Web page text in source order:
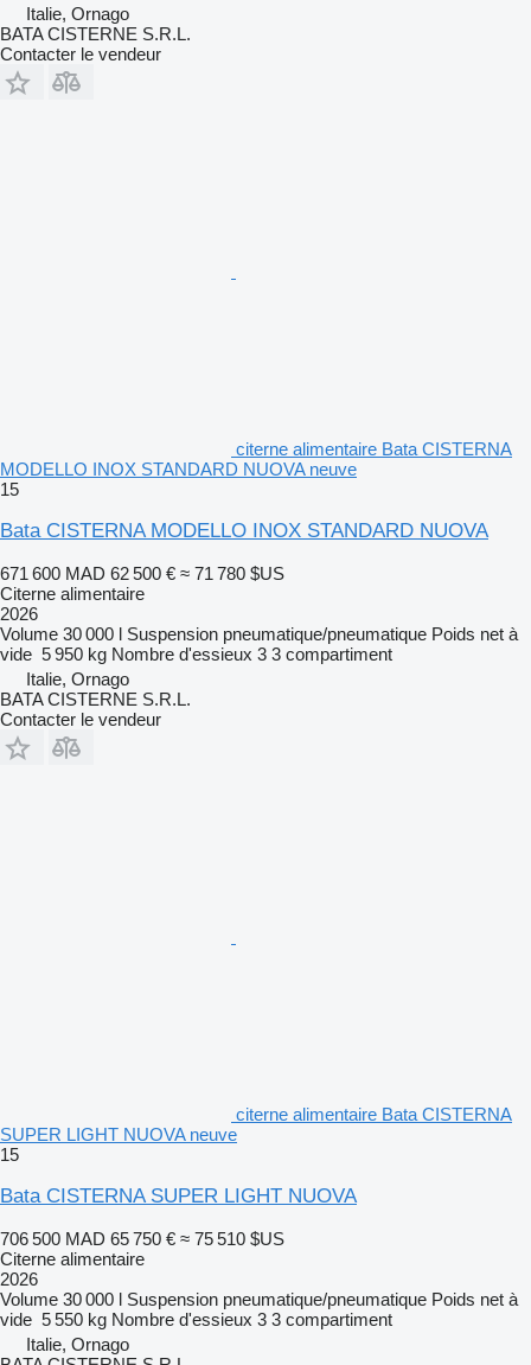
Italie, Ornago
BATA CISTERNE S.R.L.
Contacter le vendeur
citerne alimentaire Bata CISTERNA
MODELLO INOX STANDARD NUOVA neuve
15
Bata CISTERNA MODELLO INOX STANDARD NUOVA
671 600 MAD 62 500 € ≈ 71 780 $US
Citerne alimentaire
2026
Volume 30 000 l Suspension pneumatique/pneumatique Poids net à
vide 5 950 kg Nombre d'essieux 3 3 compartiment
Italie, Ornago
BATA CISTERNE S.R.L.
Contacter le vendeur
citerne alimentaire Bata CISTERNA
SUPER LIGHT NUOVA neuve
15
Bata CISTERNA SUPER LIGHT NUOVA
706 500 MAD 65 750 € ≈ 75 510 $US
Citerne alimentaire
2026
Volume 30 000 l Suspension pneumatique/pneumatique Poids net à
vide 5 550 kg Nombre d'essieux 3 3 compartiment
Italie, Ornago